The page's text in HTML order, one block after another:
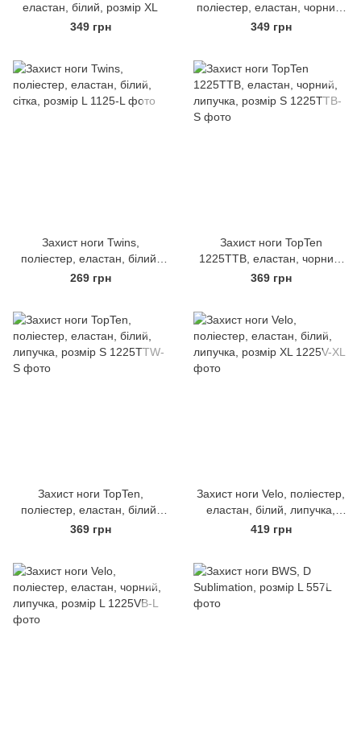
еластан, білий, розмір XL
349 грн
поліестер, еластан, чорний,
розмір S
349 грн
Захист ноги Twins,
поліестер, еластан, білий,
сітка, розмір L
269 грн
Захист ноги TopTen
1225TTB, еластан, чорний,
липучка, розмір S
369 грн
Захист ноги TopTen,
поліестер, еластан, білий,
липучка, розмір S
369 грн
Захист ноги Velo, поліестер,
еластан, білий, липучка,
розмір XL
419 грн